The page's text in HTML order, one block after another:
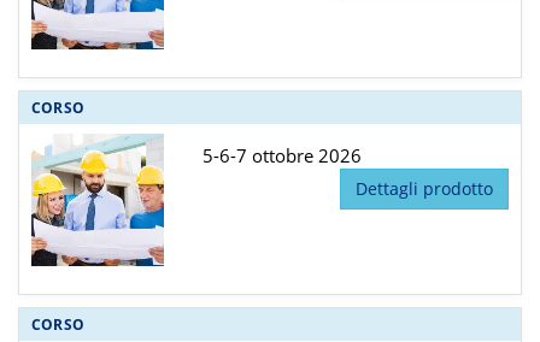
CORSO
5-6-7 ottobre 2026
Dettagli prodotto
CORSO